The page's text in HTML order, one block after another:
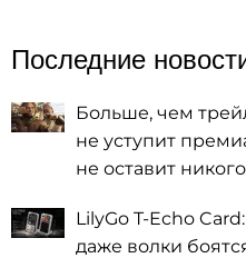
Последние
Больше, чем
не уступит
не оставит
LilyGo T-Echo
даже волки